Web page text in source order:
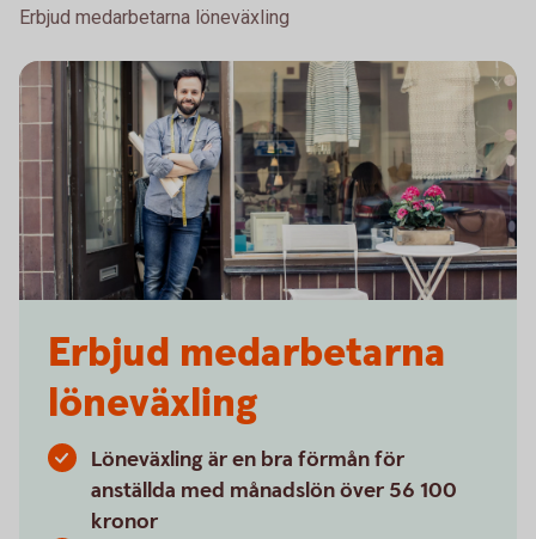
Erbjud medarbetarna löneväxling
Erbjud medarbetarna
löneväxling
Löneväxling är en bra förmån för
anställda med månadslön över 56 100
kronor